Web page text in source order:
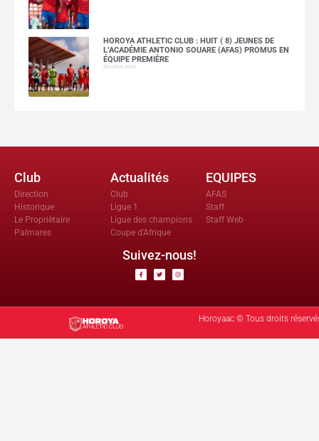
HOROYA ATHLETIC CLUB : HUIT ( 8) JEUNES DE
L’ACADÉMIE ANTONIO SOUARE (AFAS) PROMUS EN
ÉQUIPE PREMIÈRE
29 juillet 2026
Club
Direction
Historique
Le Propriètaire
Palmares
Actualités
Club
Ligue 1
Ligue des champions
Coupe d'Afrique
EQUIPES
AFAS
Staff
Staff Web
Suivez-nous!
Horoyaac © Tous droits